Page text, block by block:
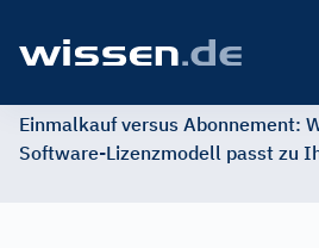
Einmalkauf versus Abonnement:
Software-Lizenzmodell passt zu